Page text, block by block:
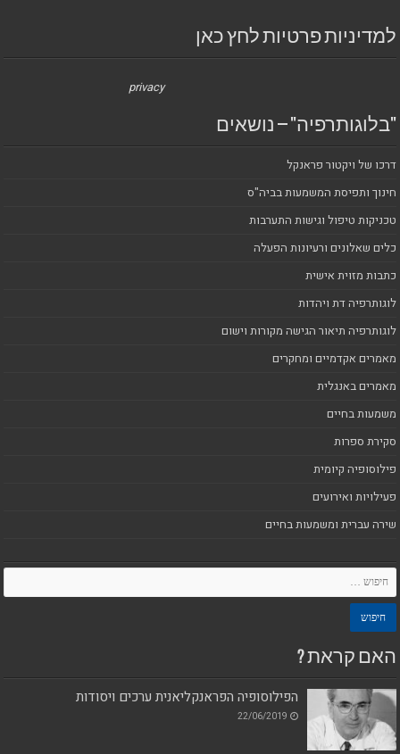
למדיניות פרטיות לחץ כאן
privacy
"בלוגותרפיה" – נושאים
דרכו של ויקטור פראנקל
חינוך ותפיסת המשמעות בביה"ס
טכניקות טיפול וגישות התערבות
כלים שאלונים ורעיונות הפעלה
כתבות מזוית אישית
לוגותרפיה דת ויהדות
לוגותרפיה תיאור הגישה מקורות וישום
מאמרים אקדמיים ומחקרים
מאמרים באנגלית
משמעות בחיים
סקירת ספרות
פילוסופיה קיומית
פעילויות ואירועים
שירה עברית ומשמעות בחיים
האם קראת ?
הפילוסופיה הפראנקליאנית ערכים ויסודות
22/06/2019